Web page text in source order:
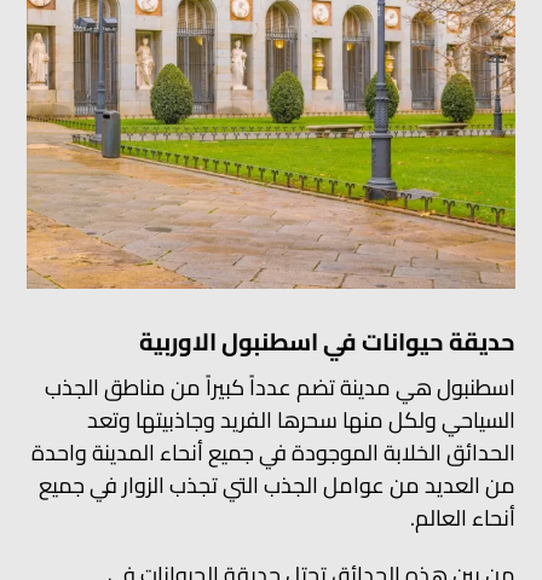
حديقة حيوانات في اسطنبول الاوربية
اسطنبول هي مدينة تضم عدداً كبيراً من مناطق الجذب
السياحي ولكل منها سحرها الفريد وجاذبيتها وتعد
الحدائق الخلابة الموجودة في جميع أنحاء المدينة واحدة
من العديد من عوامل الجذب التي تجذب الزوار في جميع
أنحاء العالم.